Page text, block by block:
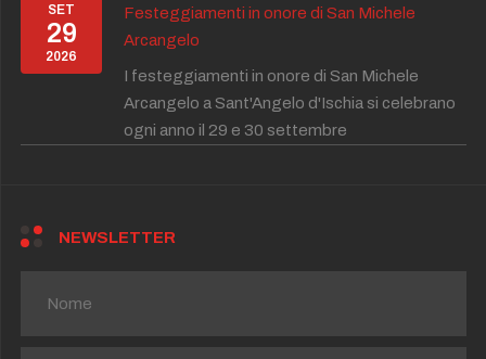
SET
29
2026
Festeggiamenti in onore di San Michele
Arcangelo
I festeggiamenti in onore di San Michele
Arcangelo a Sant'Angelo d'Ischia si celebrano
ogni anno il 29 e 30 settembre
NEWSLETTER